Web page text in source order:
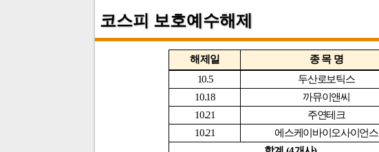
코스피 보호예수해제
해제일 종 목 명
10.5
두산로보틱스
10.18
까뮤이앤씨
10.21
주연테크
10.21
에스케이바이오사이언스